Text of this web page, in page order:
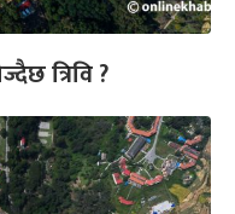
त्रिवि ?